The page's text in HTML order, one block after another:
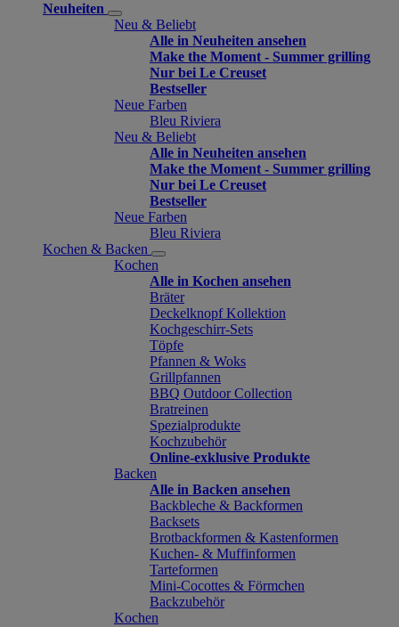
Neuheiten
Neu & Beliebt
Alle in Neuheiten ansehen
Make the Moment - Summer grilling
Nur bei Le Creuset
Bestseller
Neue Farben
Bleu Riviera
Neu & Beliebt
Alle in Neuheiten ansehen
Make the Moment - Summer grilling
Nur bei Le Creuset
Bestseller
Neue Farben
Bleu Riviera
Kochen & Backen
Kochen
Alle in Kochen ansehen
Bräter
Deckelknopf Kollektion
Kochgeschirr-Sets
Töpfe
Pfannen & Woks
Grillpfannen
BBQ Outdoor Collection
Bratreinen
Spezialprodukte
Kochzubehör
Online-exklusive Produkte
Backen
Alle in Backen ansehen
Backbleche & Backformen
Backsets
Brotbackformen & Kastenformen
Kuchen- & Muffinformen
Tarteformen
Mini-Cocottes & Förmchen
Backzubehör
Kochen